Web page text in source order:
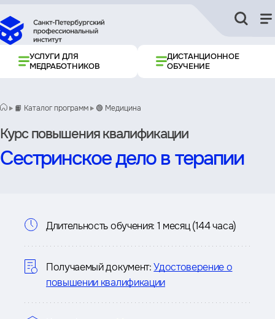
УСЛУГИ ДЛЯ
МЕДРАБОТНИКОВ
ДИСТАНЦИОННОЕ
ОБУЧЕНИЕ
📙 Каталог программ 🟢 Медицина
Курс повышения квалификации
Сестринское дело в терапии
Информация
о
курсе
Длительность обучения: 1 месяц (144 часа)
Получаемый документ: Удостоверение о
повышении квалификации